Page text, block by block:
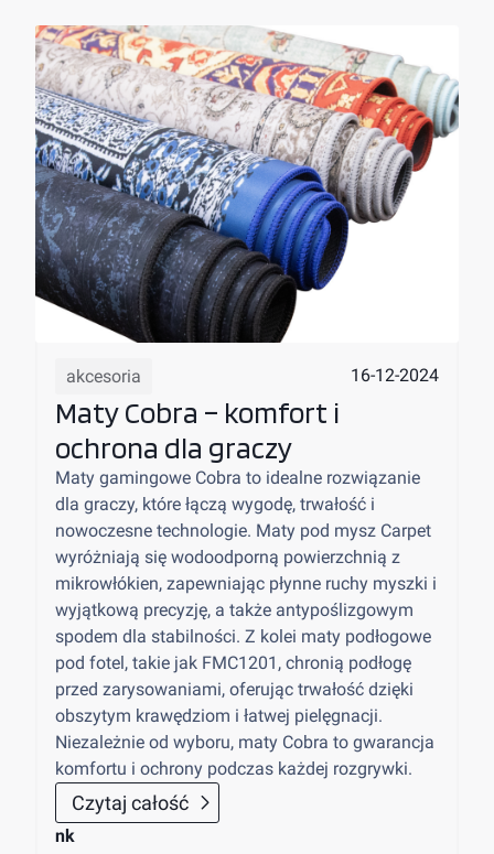
akcesoria 16-12-2024
Maty Cobra – komfort i
ochrona dla graczy
Maty gamingowe Cobra to idealne rozwiązanie
dla graczy, które łączą wygodę, trwałość i
nowoczesne technologie. Maty pod mysz Carpet
wyróżniają się wodoodporną powierzchnią z
mikrowłókien, zapewniając płynne ruchy myszki i
wyjątkową precyzję, a także antypoślizgowym
spodem dla stabilności. Z kolei maty podłogowe
pod fotel, takie jak FMC1201, chronią podłogę
przed zarysowaniami, oferując trwałość dzięki
obszytym krawędziom i łatwej pielęgnacji.
Niezależnie od wyboru, maty Cobra to gwarancja
komfortu i ochrony podczas każdej rozgrywki.
Czytaj całość
nk